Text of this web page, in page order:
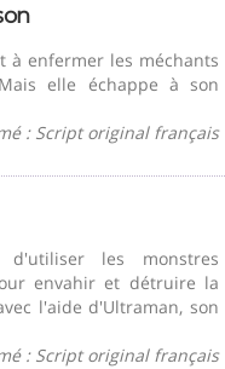
à enfermer les méchants
elle échappe à son
: Script original français
les monstres
envahir et détruire la
l'aide d'Ultraman, son
: Script original français